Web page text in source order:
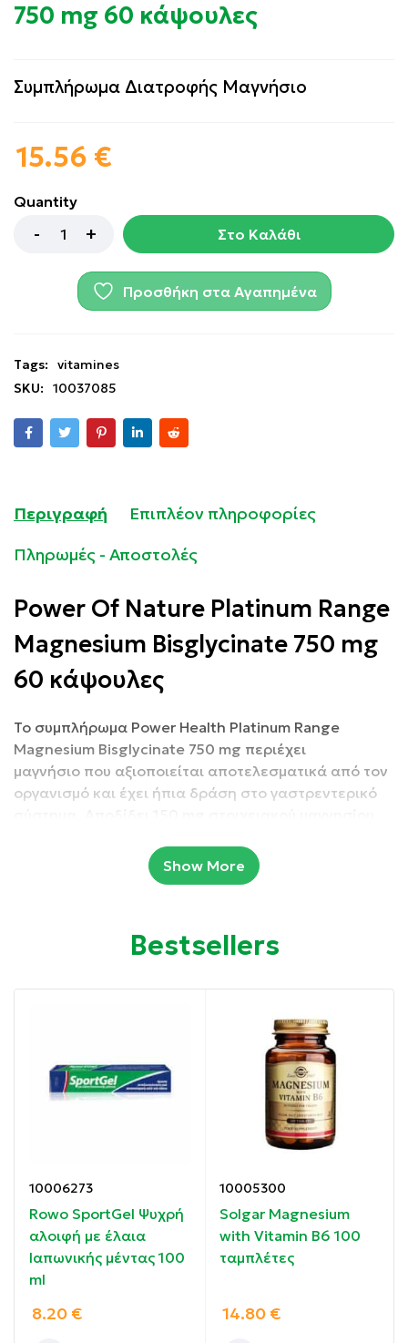
750 mg 60 κάψουλες
Συμπλήρωμα Διατροφής Μαγνήσιο
15.56 €
Quantity
Στο Καλάθι
Προσθήκη στα Αγαπημένα
Tags:
vitamines
SKU:
10037085
Περιγραφή
Επιπλέον πληροφορίες
Πληρωμές - Αποστολές
Power Of Nature Platinum Range
Magnesium Bisglycinate 750 mg
60 κάψουλες
Το συμπλήρωμα Power Health Platinum Range
Magnesium Bisglycinate 750 mg περιέχει
μαγνήσιο που αξιοποιείται αποτελεσματικά από τον
οργανισμό και έχει ήπια δράση στο γαστρεντερικό
Το δισγλυκινικό μαγνήσιο (συνδεδεμένο με 2 μόρια
γλυκίνης) αποτελεί μια μορφή χηλικού
Ιδιότητες:
Συμβάλλει στη φυσιολογική λειτουργία του νευρικού
συστήματος και στη διατήρηση της φυσιολογικής
Συμμετέχει στις μεταβολικές διεργασίες που
αποσκοπούν στην παραγωγή ενέργειας και βοηθά
στη μείωση της κόπωσης.
Συμβάλλει στη φυσιολογική λειτουργία των μυών και
στην ισορροπία των ηλεκτρολυτών.
Show More
Bestsellers
10006273
Rowo SportGel Ψυχρή
αλοιφή με έλαια
Ιαπωνικής μέντας 100
ml
8.20 €
10005300
Solgar Magnesium
with Vitamin B6 100
ταμπλέτες
14.80 €